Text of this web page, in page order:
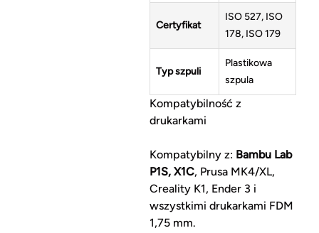
Certyfikat
ISO 527, ISO
178, ISO 179
Typ szpuli
Plastikowa
szpula
Kompatybilność z
drukarkami
Kompatybilny z: Bambu Lab
P1S, X1C, Prusa MK4/XL,
Creality K1, Ender 3 i
wszystkimi drukarkami FDM
1,75 mm.